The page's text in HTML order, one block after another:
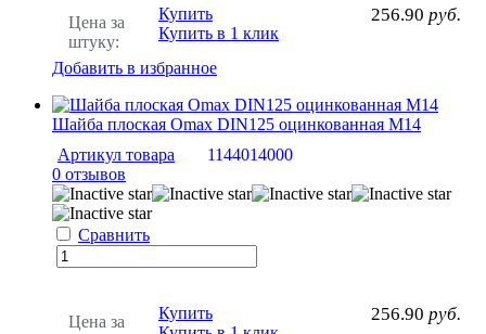
Цена за
штуку:
256.90 руб.
Купить
Купить в 1 клик
Добавить в избранное
Шайба плоская Omax DIN125 оцинкованная М14
Артикул товара
1144014000
0 отзывов
Сравнить
Цена за
256.90 руб.
Купить